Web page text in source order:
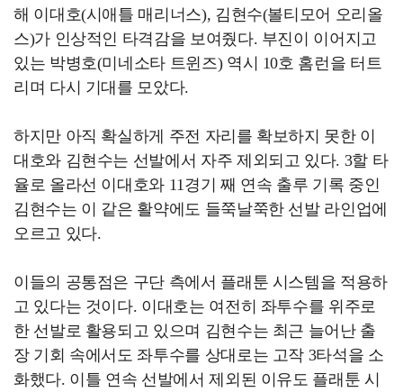
해 이대호(시애틀 매리너스), 김현수(볼티모어 오리올
스)가 인상적인 타격감을 보여줬다. 부진이 이어지고
있는 박병호(미네소타 트윈즈) 역시 10호 홈런을 터트
리며 다시 기대를 모았다.
하지만 아직 확실하게 주전 자리를 확보하지 못한 이
대호와 김현수는 선발에서 자주 제외되고 있다. 3할 타
율로 올라선 이대호와 11경기 째 연속 출루 기록 중인
김현수는 이 같은 활약에도 들쭉날쭉한 선발 라인업에
오르고 있다.
이들의 공통점은 구단 측에서 플래툰 시스템을 적용하
고 있다는 것이다. 이대호는 여전히 좌투수를 위주로
한 선발로 활용되고 있으며 김현수는 최근 늘어난 출
장 기회 속에서도 좌투수를 상대로는 고작 3타석을 소
화했다. 이틀 연속 선발에서 제외된 이유도 플래툰 시